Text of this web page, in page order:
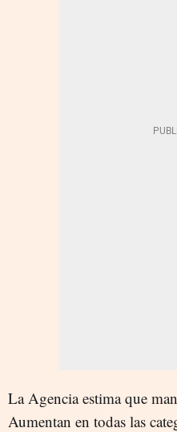
La Agencia estima que
Aumentan en todas las